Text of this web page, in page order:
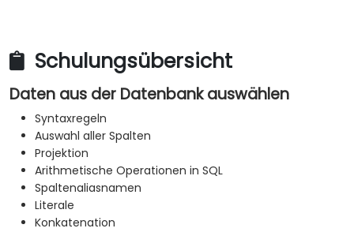
Schulungsübersicht
Daten aus der Datenbank auswählen
Syntaxregeln
Auswahl aller Spalten
Projektion
Arithmetische Operationen in SQL
Spaltenaliasnamen
Literale
Konkatenation